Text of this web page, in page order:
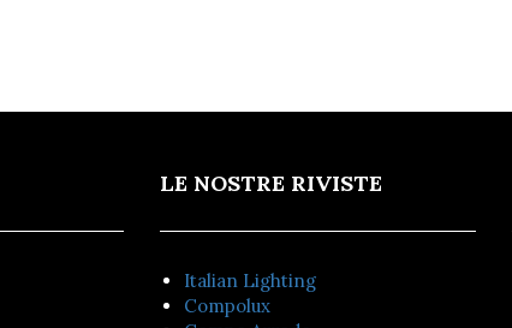
LE NOSTRE RIVISTE
Italian Lighting
Compolux